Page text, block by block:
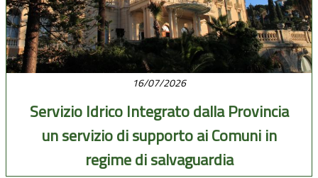
16/07/2026
Servizio Idrico Integrato dalla Provincia
un servizio di supporto ai Comuni in
regime di salvaguardia